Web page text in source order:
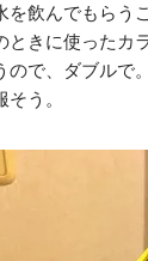
を飲んでもらう
ときに使ったカ
ので、ダブルで
う。